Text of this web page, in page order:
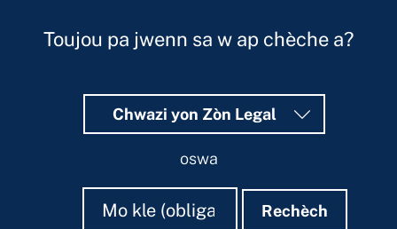
Toujou pa jwenn sa w ap chèche a?
Chwazi yon Zòn Legal
oswa
Rechèch
Rechèch Rechèch